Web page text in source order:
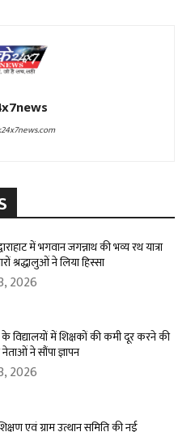
में भगवान जगन्नाथ की भव्य रथ यात्रा
श्रद्धालुओं ने लिया हिस्सा
2026
विद्यालयों में शिक्षकों की कमी दूर करने की
ने सौंपा ज्ञापन
2026
शिक्षण एवं ग्राम उत्थान समिति की नई